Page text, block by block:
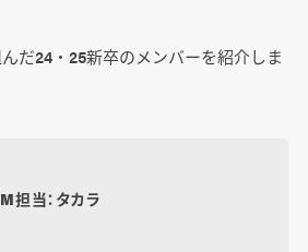
だ24・25新卒のメンバーを紹介しま
担当：タカラ